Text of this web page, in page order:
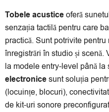
Tobele acusticeoferă
senzația tactilă pentru care
practică. Sunt potrivite
înregistrări în studio și scenă.
la modele entry-level până la
electronicesunt soluția
(locuințe, blocuri),
de kit-uri sonore